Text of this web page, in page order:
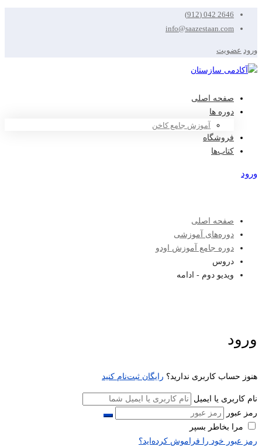
2646 042 (912)
info@saazestaan.com
ورود عضویت
صفحه اصلی
دوره ها
آموزش جامع کاخن
فروشگاه
کتاب‌ها
ورود
صفحه اصلی
دوره‌های آموزشی
دوره جامع آموزش اودو
دروس
ویدیو دوم - ادامه
ورود
هنوز حساب کاربری ندارید؟ رایگان ثبت‌نام کنید
نام کاربری یا ایمیل
رمز عبور
مرا بخاطر بسپر
رمز عبور خود را فراموش کرده‌اید؟